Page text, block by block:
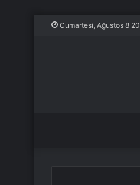
Cumartesi, Ağustos 8